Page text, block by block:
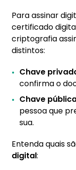
Para assinar
certificado
criptografia
distintos:
Chave
confirma o
Chave
pessoa que
sua.
Entenda quais
digital: